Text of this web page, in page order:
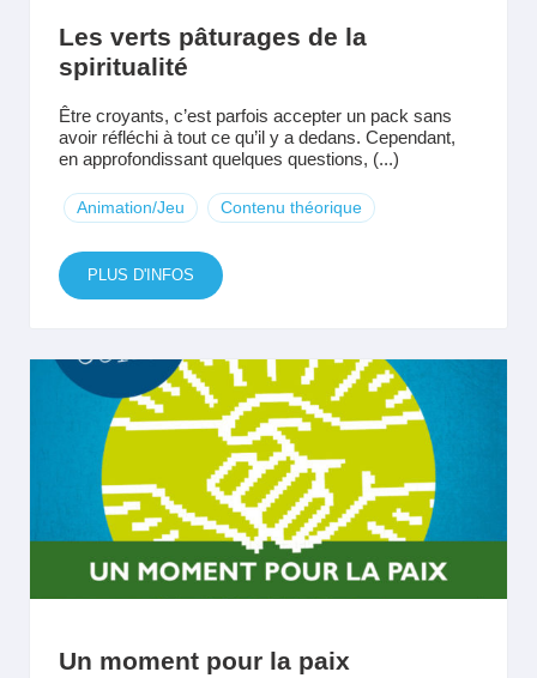
Les verts pâturages de la
spiritualité
Être croyants, c’est parfois accepter un pack sans
avoir réfléchi à tout ce qu’il y a dedans. Cependant,
en approfondissant quelques questions, (...)
Animation/Jeu Contenu théorique
PLUS D'INFOS
Un moment pour la paix